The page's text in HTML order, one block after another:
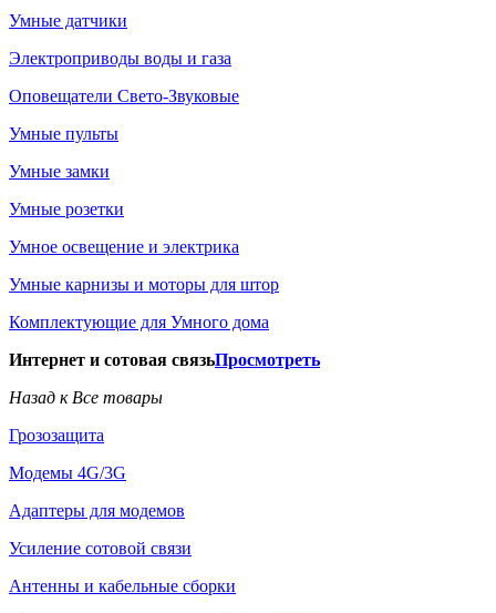
Умные датчики
Электроприводы воды и газа
Оповещатели Свето-Звуковые
Умные пульты
Умные замки
Умные розетки
Умное освещение и электрика
Умные карнизы и моторы для штор
Комплектующие для Умного дома
Интернет и сотовая связьПросмотреть
Назад к Все товары
Грозозащита
Модемы 4G/3G
Адаптеры для модемов
Усиление сотовой связи
Антенны и кабельные сборки